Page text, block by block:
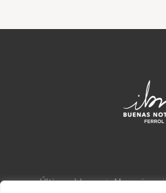
Últimos blogs Mensajes